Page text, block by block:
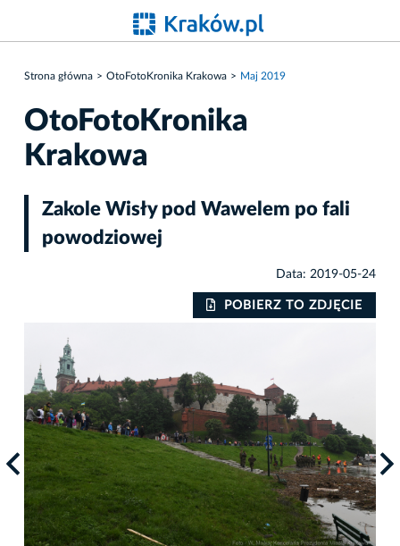
Strona główna OtoFotoKronika Krakowa Maj 2019
OtoFotoKronika
Krakowa
Zakole Wisły pod Wawelem po fali
powodziowej
Data: 2019-05-24
POBIERZ TO ZDJĘCIE